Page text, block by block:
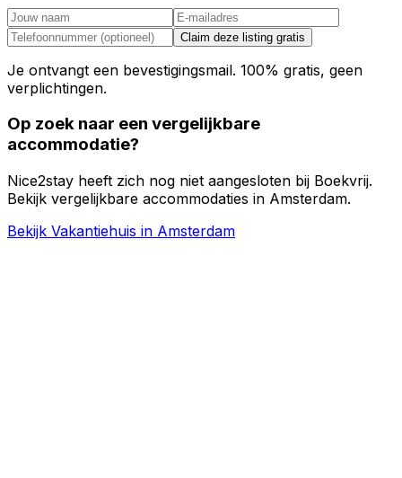
Claim deze listing gratis
Je ontvangt een bevestigingsmail. 100% gratis, geen
verplichtingen.
Op zoek naar een vergelijkbare
accommodatie?
Nice2stay heeft zich nog niet aangesloten bij Boekvrij.
Bekijk vergelijkbare accommodaties in Amsterdam.
Bekijk Vakantiehuis in Amsterdam